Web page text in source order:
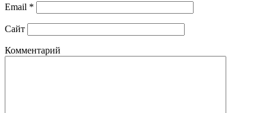
Email *
Сайт
Комментарий